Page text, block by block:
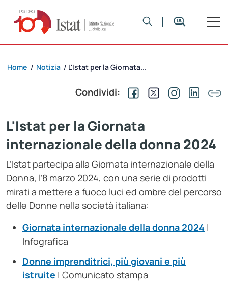
Home / Notizia / L'Istat per la Giornata...
Condividi:
L'Istat per la Giornata
internazionale della donna 2024
L’Istat partecipa alla Giornata internazionale della
Donna, l’8 marzo 2024, con una serie di prodotti
mirati a mettere a fuoco luci ed ombre del percorso
delle Donne nella società italiana:
Giornata internazionale della donna 2024 |
Infografica
Donne imprenditrici, più giovani e più
istruite | Comunicato stampa